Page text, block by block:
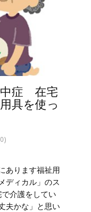
中症 在宅
具を使っ
あります福祉用
ディカル」のス
介護をしてい
夫かな」と思い